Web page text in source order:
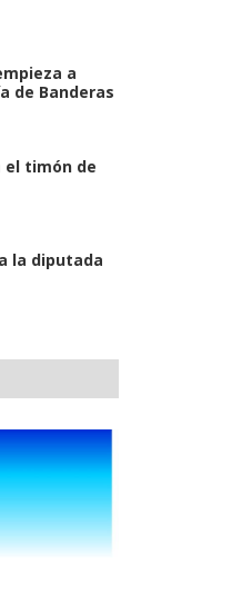
a
de Banderas
el timón de
la diputada